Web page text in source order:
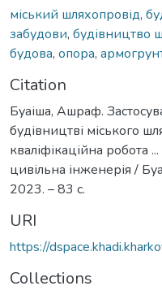
міський шляхопровід,
забудови, будівництво
будова, опора,
Citation
Буаіша, Ашраф.
будівництві міського
кваліфікаційна робота
цивільна інженерія /
2023. – 83 с.
URI
https://
Collections